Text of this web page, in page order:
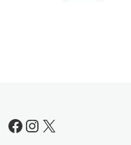
Facebook
Instagram
X